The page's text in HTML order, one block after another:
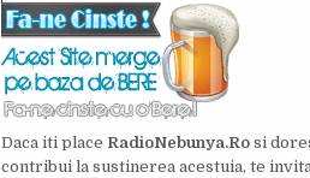
Daca iti place RadioNebunya.Ro si
contribui la sustinerea acestuia, te